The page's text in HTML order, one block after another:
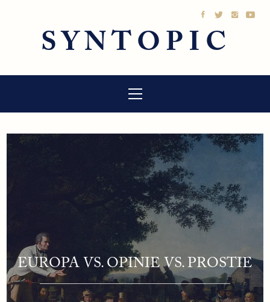
SYNTOPIC
principal
EUROPA VS. OPINIE VS. PROSTIE